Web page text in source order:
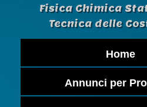
Fisica Chimica
Tecnica delle
Home
Annunci per